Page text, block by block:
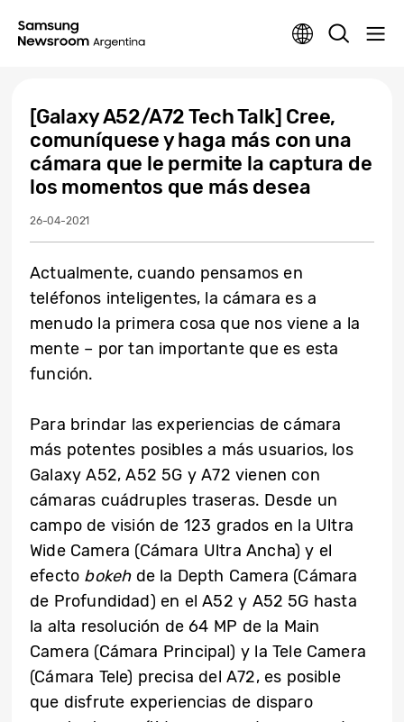
[Galaxy A52/A72 Tech Talk] Cree,
comuníquese y haga más con una
cámara que le permite la captura de
los momentos que más desea
26-04-2021
Actualmente, cuando pensamos en
teléfonos inteligentes, la cámara es a
menudo la primera cosa que nos viene a la
mente – por tan importante que es esta
función.
Para brindar las experiencias de cámara
más potentes posibles a más usuarios, los
Galaxy A52, A52 5G y A72 vienen con
cámaras cuádruples traseras. Desde un
campo de visión de 123 grados en la Ultra
Wide Camera (Cámara Ultra Ancha) y el
efecto bokehde la Depth Camera (Cámara
de Profundidad) en el A52 y A52 5G hasta
la alta resolución de 64 MP de la Main
Camera (Cámara Principal) y la Tele Camera
(Cámara Tele) precisa del A72, es posible
que disfrute experiencias de disparo